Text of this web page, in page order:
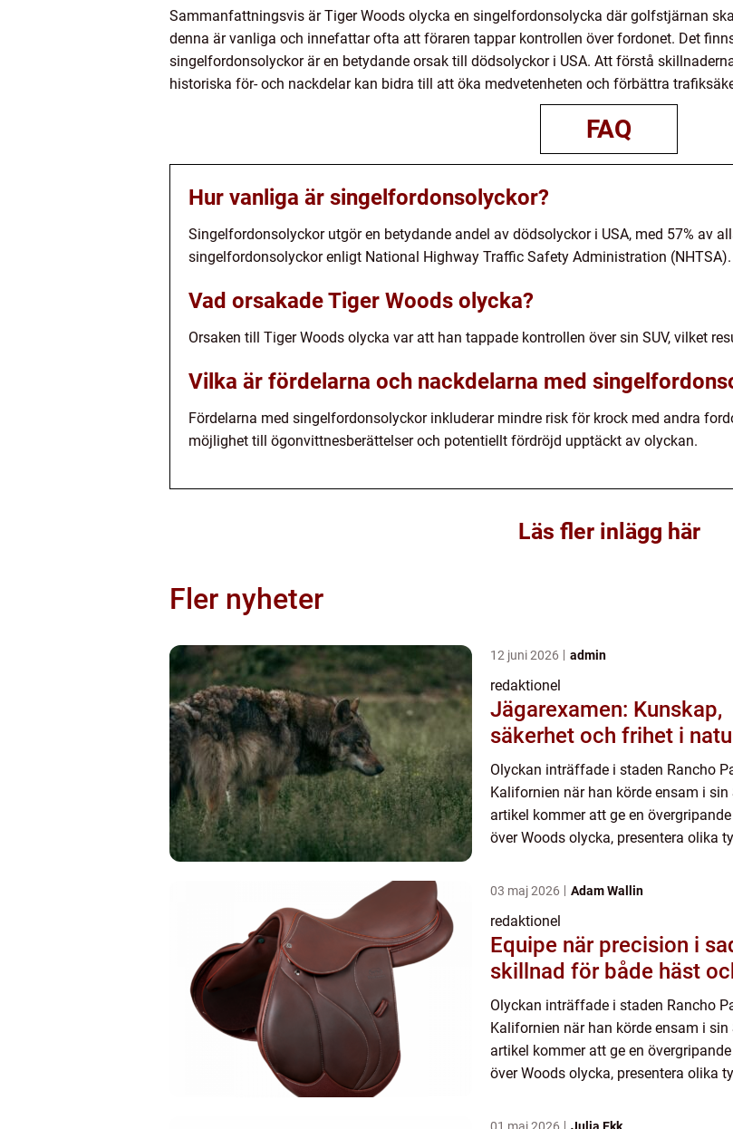
Sammanfattningsvis är Tiger Woods olycka en singelfordonsolycka där golfstjärnan
denna är vanliga och innefattar ofta att föraren tappar kontrollen över fordonet. Det
singelfordonsolyckor är en betydande orsak till dödsolyckor i USA. Att förstå
historiska för- och nackdelar kan bidra till att öka medvetenheten och förbättra
FAQ
Hur vanliga är singelfordonsolyckor?
Singelfordonsolyckor utgör en betydande andel av dödsolyckor i USA, med 57% av
singelfordonsolyckor enligt National Highway Traffic Safety Administration (NHTSA).
Vad orsakade Tiger Woods olycka?
Orsaken till Tiger Woods olycka var att han tappade kontrollen över sin SUV, vilket
Vilka är fördelarna och nackdelarna med
Fördelarna med singelfordonsolyckor inkluderar mindre risk för krock med andra
möjlighet till ögonvittnesberättelser och potentiellt fördröjd upptäckt av olyckan.
Läs fler inlägg här
Fler nyheter
12 juni 2026 admin
redaktionel
Jägarexamen: Kunskap,
säkerhet och frihet i
Olyckan inträffade i staden Rancho
Kalifornien när han körde ensam i sin
artikel kommer att ge en
över Woods olycka, presentera olika
relaterade til...
03 maj 2026 Adam Wallin
redaktionel
Equipe när precision i sadeln gör
skillnad för både häst
Olyckan inträffade i staden Rancho
Kalifornien när han körde ensam i sin
artikel kommer att ge en
över Woods olycka, presentera olika
relaterade til...